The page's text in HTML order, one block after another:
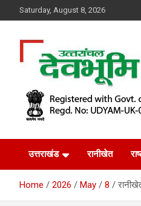
to
Saturday, August 8, 2026
Dev
उत्तराखंड रानीखेत
Home 2026 May 8